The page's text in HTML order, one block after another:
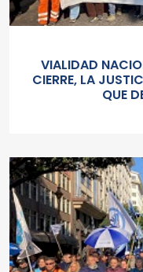
VIALIDAD
CIERRE, LA
QUE